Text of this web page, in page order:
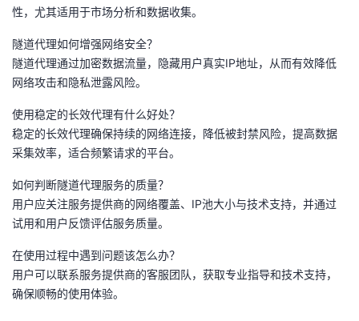
性，尤其适用于市场分析和数据收集。
隧道代理如何增强网络安全？
隧道代理通过加密数据流量，隐藏用户真实IP地址，从而有效降低
网络攻击和隐私泄露风险。
使用稳定的长效代理有什么好处？
稳定的长效代理确保持续的网络连接，降低被封禁风险，提高数据
采集效率，适合频繁请求的平台。
如何判断隧道代理服务的质量？
用户应关注服务提供商的网络覆盖、IP池大小与技术支持，并通过
试用和用户反馈评估服务质量。
在使用过程中遇到问题该怎么办？
用户可以联系服务提供商的客服团队，获取专业指导和技术支持，
确保顺畅的使用体验。